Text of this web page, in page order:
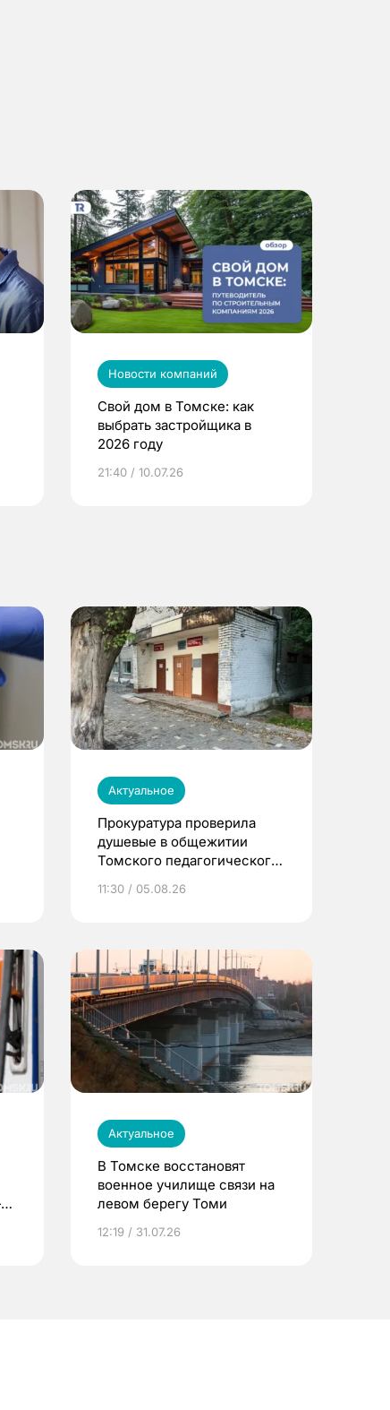
Новости компаний
Свой дом в Томске: как
выбрать застройщика в
2026 году
21:40 / 10.07.26
Актуальное
Прокуратура проверила
душевые в общежитии
Томского педагогического
11:30 / 05.08.26
Актуальное
В Томске восстановят
военное училище связи на
левом берегу Томи
12:19 / 31.07.26